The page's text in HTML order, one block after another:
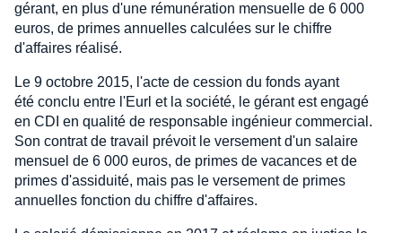
gérant, en plus d'une rémunération mensuelle de 6 000
euros, de primes annuelles calculées sur le chiffre
d'affaires réalisé.
Le 9 octobre 2015, l'acte de cession du fonds ayant
été conclu entre l'Eurl et la société, le gérant est engagé
en CDI en qualité de responsable ingénieur commercial.
Son contrat de travail prévoit le versement d'un salaire
mensuel de 6 000 euros, de primes de vacances et de
primes d'assiduité, mais pas le versement de primes
annuelles fonction du chiffre d'affaires.